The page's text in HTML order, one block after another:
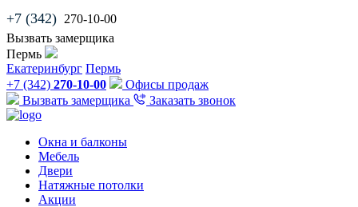
+7 (342) 270-10-00
Вызвать замерщика
Пермь
Екатеринбург Пермь
+7 (342) 270-10-00
Офисы продаж
Вызвать замерщика
Заказать звонок
Окна и балконы
Мебель
Двери
Натяжные потолки
Акции